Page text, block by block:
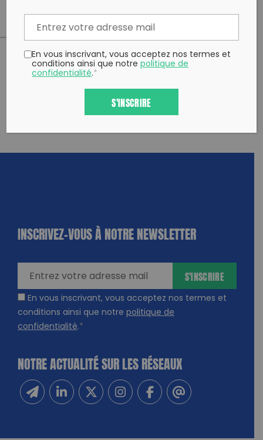
PARTAGER CET ARTICLE:
Partager sur Facebook
INSCRIVEZ-VOUS À NOTRE NEWSLETTER
En vous inscrivant, vous acceptez nos termes et
conditions ainsi que notre politique de
confidentialité.*
S'INSCRIRE
NOTRE ACTUALITÉ SUR LES RÉSEAUX
En vous inscrivant, vous acceptez nos termes et
conditions ainsi que notrepolitique de
confidentialité.*
S'INSCRIRE